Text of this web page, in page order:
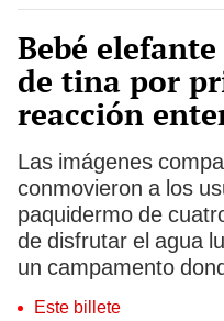
Bebé
de tina por
reacción
Las imágenes
conmovieron a los
paquidermo de
de disfrutar el agua
un campamento
Este billete